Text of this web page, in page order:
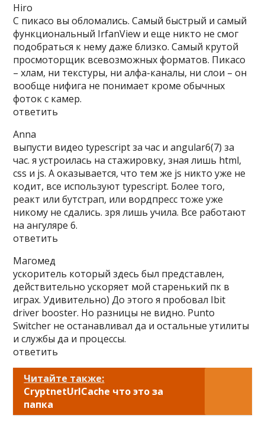
Hiro
С пикасо вы обломались. Самый быстрый и самый
функциональный IrfanView и еще никто не смог
подобраться к нему даже близко. Самый крутой
просмоторщик всевозможных форматов. Пикасо
– хлам, ни текстуры, ни алфа-каналы, ни слои – он
вообще нифига не понимает кроме обычных
фоток с камер.
ответить
Anna
выпусти видео typescript за час и angular6(7) за
час. я устроилась на стажировку, зная лишь html,
css и js. А оказывается, что тем же js никто уже не
кодит, все используют typescript. Более того,
реакт или бутстрап, или вордпресс тоже уже
никому не сдались. зря лишь учила. Все работают
на ангуляре 6.
ответить
Магомед
ускоритель который здесь был представлен,
действительно ускоряет мой старенький пк в
играх. Удивительно) До этого я пробовал Ibit
driver booster. Но разницы не видно. Punto
Switcher не останавливал да и остальные утилиты
и службы да и процессы.
ответить
Читайте также:
CryptnetUrlCache что это за
папка